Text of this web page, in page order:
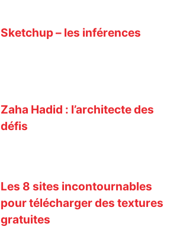
Sketchup – les inférences
Zaha Hadid : l’architecte des
défis
Les 8 sites incontournables
pour télécharger des textures
gratuites